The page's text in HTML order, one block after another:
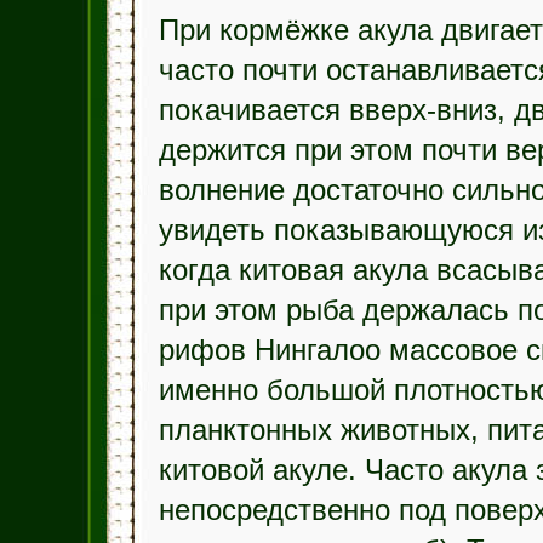
При кормёжке акула
часто почти
покачивается вверх-вниз,
держится при этом почти
волнение достаточно
увидеть показывающуюся
когда китовая акула
при этом рыба держалась
рифов Нингалоо массовое
именно большой
планктонных животных,
китовой акуле. Часто
непосредственно под